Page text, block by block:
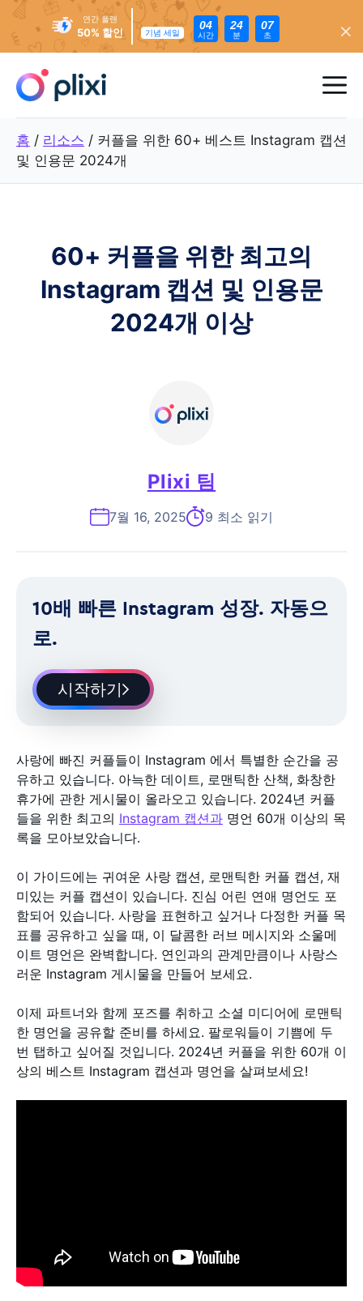
뛰
50% 할인
연간 플랜
기념 세일
04
시간
24
분
05
초
메
홈 / 리소스 / 커플을 위한 60+ 베스트 Instagram 캡션
및 인용문 2024개
60+ 커플을 위한 최고의
Instagram 캡션 및 인용문
2024개 이상
Plixi 팀
7월 16, 2025 9 최소 읽기
10배 빠른 Instagram 성장. 자동으
로.
시작하기
사랑에 빠진 커플들이 Instagram 에서 특별한 순간을 공
유하고 있습니다. 아늑한 데이트, 로맨틱한 산책, 화창한
휴가에 관한 게시물이 올라오고 있습니다. 2024년 커플
들을 위한 최고의 Instagram 캡션과 명언 60개 이상의 목
록을 모아보았습니다.
이 가이드에는 귀여운 사랑 캡션, 로맨틱한 커플 캡션, 재
미있는 커플 캡션이 있습니다. 진심 어린 연애 명언도 포
함되어 있습니다. 사랑을 표현하고 싶거나 다정한 커플 목
표를 공유하고 싶을 때, 이 달콤한 러브 메시지와 소울메
이트 명언은 완벽합니다. 연인과의 관계만큼이나 사랑스
러운 Instagram 게시물을 만들어 보세요.
이제 파트너와 함께 포즈를 취하고 소셜 미디어에 로맨틱
한 명언을 공유할 준비를 하세요. 팔로워들이 기쁨에 두
번 탭하고 싶어질 것입니다. 2024년 커플을 위한 60개 이
상의 베스트 Instagram 캡션과 명언을 살펴보세요!